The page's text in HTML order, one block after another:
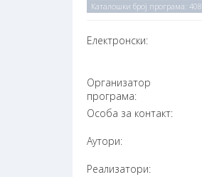
Каталошки број програма: 408
Електронски:
Организатор
програма:
Особа за контакт:
Аутори:
Реализатори: